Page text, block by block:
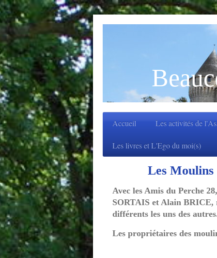
Accueil Les activités de
Les livres et L'Ego du moi(s)
Les
Avec les Amis du Perche
SORTAIS et Alain BRICE,
différents les uns des
Les propriétaires des